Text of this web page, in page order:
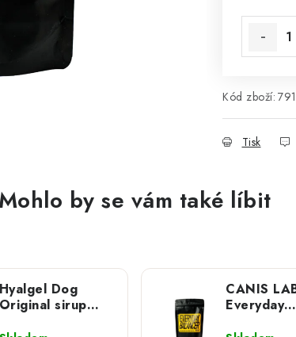
Kód zboží:
Tisk
Mohlo by se vám také líbit
Hyalgel Dog
Original sirup
CANIS
Everyday